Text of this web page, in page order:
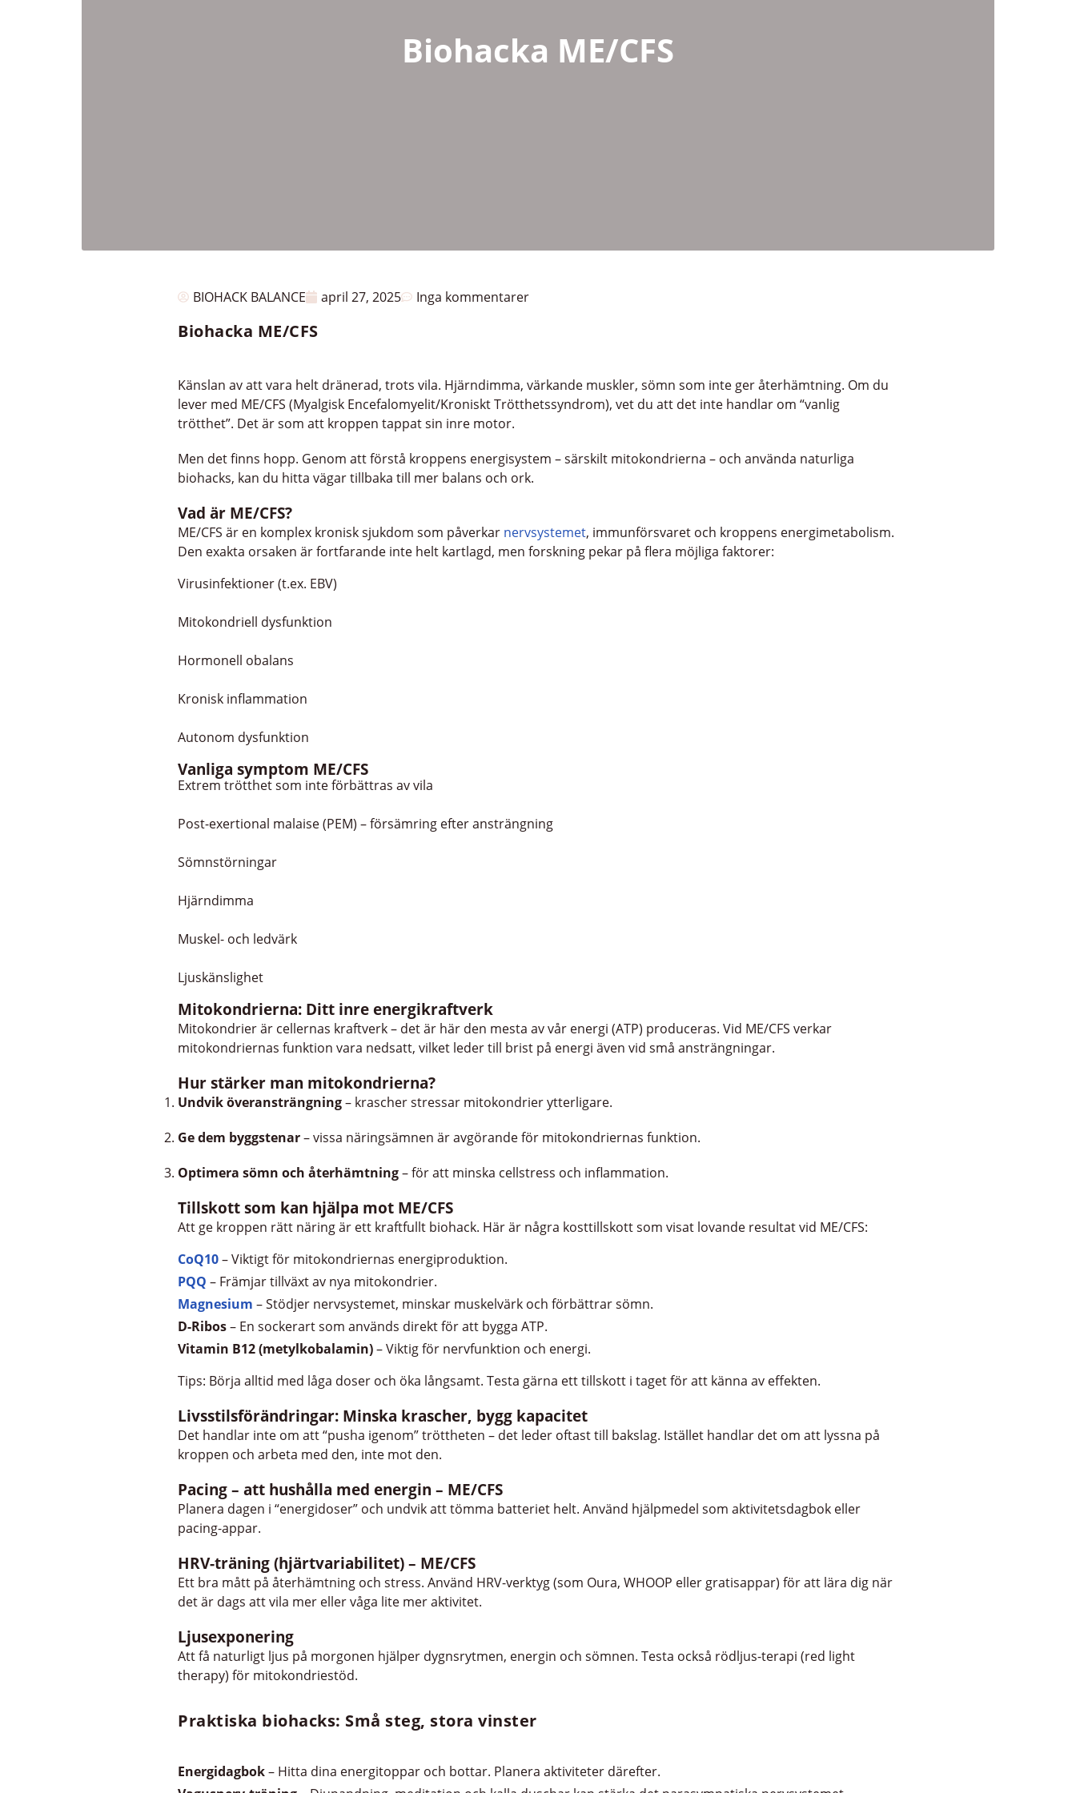
Biohacka ME/CFS
BIOHACK BALANCE april 27, 2025 Inga kommentarer
Biohacka ME/CFS
Känslan av att vara helt dränerad, trots vila. Hjärndimma, värkande muskler, sömn som inte ger återhämtning. Om du
lever med ME/CFS (Myalgisk Encefalomyelit/Kroniskt Trötthetssyndrom), vet du att det inte handlar om “vanlig
trötthet”. Det är som att kroppen tappat sin inre motor.
Men det finns hopp. Genom att förstå kroppens energisystem – särskilt mitokondrierna – och använda naturliga
biohacks, kan du hitta vägar tillbaka till mer balans och ork.
Vad är ME/CFS?
ME/CFS är en komplex kronisk sjukdom som påverkar nervsystemet, immunförsvaret och kroppens energimetabolism.
Den exakta orsaken är fortfarande inte helt kartlagd, men forskning pekar på flera möjliga faktorer:
Virusinfektioner (t.ex. EBV)
Mitokondriell dysfunktion
Hormonell obalans
Kronisk inflammation
Autonom dysfunktion
Vanliga symptom ME/CFS
Extrem trötthet som inte förbättras av vila
Post-exertional malaise (PEM) – försämring efter ansträngning
Sömnstörningar
Hjärndimma
Muskel- och ledvärk
Ljuskänslighet
Mitokondrierna: Ditt inre energikraftverk
Mitokondrier är cellernas kraftverk – det är här den mesta av vår energi (ATP) produceras. Vid ME/CFS verkar
mitokondriernas funktion vara nedsatt, vilket leder till brist på energi även vid små ansträngningar.
Hur stärker man mitokondrierna?
Undvik överansträngning– krascher stressar mitokondrier ytterligare.
Ge dem byggstenar– vissa näringsämnen är avgörande för mitokondriernas funktion.
Optimera sömn och återhämtning– för att minska cellstress och inflammation.
Tillskott som kan hjälpa mot ME/CFS
Att ge kroppen rätt näring är ett kraftfullt biohack. Här är några kosttillskott som visat lovande resultat vid ME/CFS:
CoQ10– Viktigt för mitokondriernas energiproduktion.
PQQ – Främjar tillväxt av nya mitokondrier.
Magnesium – Stödjer nervsystemet, minskar muskelvärk och förbättrar sömn.
D-Ribos– En sockerart som används direkt för att bygga ATP.
Vitamin B12 (metylkobalamin)– Viktig för nervfunktion och energi.
Tips: Börja alltid med låga doser och öka långsamt. Testa gärna ett tillskott i taget för att känna av effekten.
Livsstilsförändringar: Minska krascher, bygg kapacitet
Det handlar inte om att “pusha igenom” tröttheten – det leder oftast till bakslag. Istället handlar det om att lyssna på
kroppen och arbeta med den, inte mot den.
Pacing – att hushålla med energin – ME/CFS
Planera dagen i “energidoser” och undvik att tömma batteriet helt. Använd hjälpmedel som aktivitetsdagbok eller
pacing-appar.
HRV-träning (hjärtvariabilitet) – ME/CFS
Ett bra mått på återhämtning och stress. Använd HRV-verktyg (som Oura, WHOOP eller gratisappar) för att lära dig när
det är dags att vila mer eller våga lite mer aktivitet.
Ljusexponering
Att få naturligt ljus på morgonen hjälper dygnsrytmen, energin och sömnen. Testa också rödljus-terapi (red light
therapy) för mitokondriestöd.
Praktiska biohacks: Små steg, stora vinster
Energidagbok– Hitta dina energitoppar och bottar. Planera aktiviteter därefter.